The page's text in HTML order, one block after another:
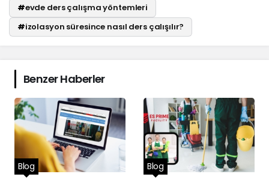
#evde ders çalışma yöntemleri
#izolasyon süresince nasıl ders çalışılır?
Benzer Haberler
Blog Blog